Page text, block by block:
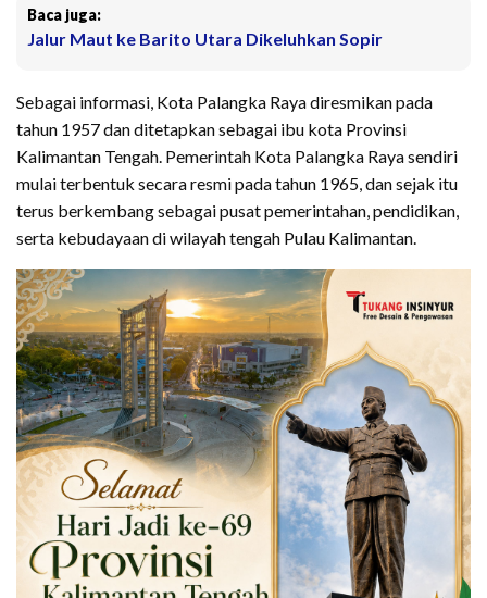
Baca juga:
Jalur Maut ke Barito Utara Dikeluhkan Sopir
Sebagai informasi, Kota Palangka Raya diresmikan pada
tahun 1957 dan ditetapkan sebagai ibu kota Provinsi
Kalimantan Tengah. Pemerintah Kota Palangka Raya sendiri
mulai terbentuk secara resmi pada tahun 1965, dan sejak itu
terus berkembang sebagai pusat pemerintahan, pendidikan,
serta kebudayaan di wilayah tengah Pulau Kalimantan.